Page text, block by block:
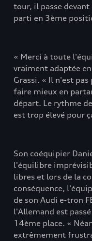
tour, il passe
parti en 3ème
« Merci à toute
vraiment adaptée
Grassi. « Il n'est
faire mieux en
départ. Le rythme
est trop élevé pour
Son coéquipier
l'équilibre
libres et lors de la
conséquence,
de son Audi e-tron
l'Allemand est
14ème place. «
extrêmement